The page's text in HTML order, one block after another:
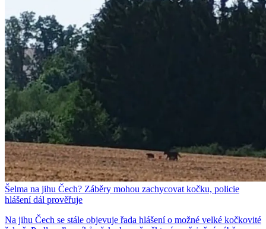
Šelma na jihu Čech? Záběry mohou zachycovat kočku, policie
hlášení dál prověřuje
Na jihu Čech se stále objevuje řada hlášení o možné velké kočkovité